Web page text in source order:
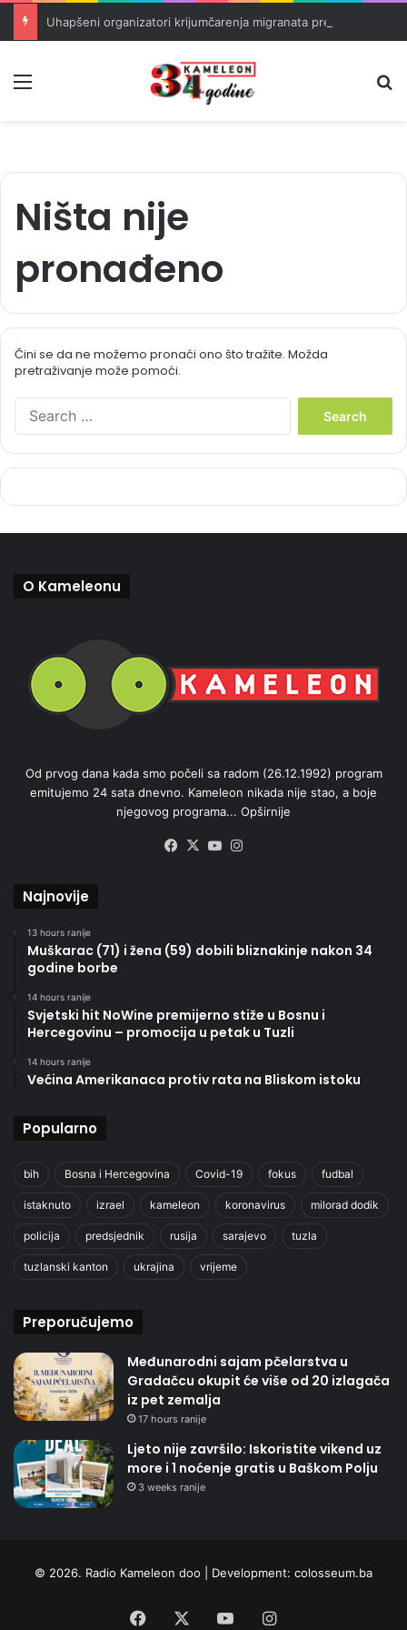
Ništa nije
pronađeno
Čini se da ne možemo pronaći ono što tražite. Možda
pretraživanje može pomoći.
h
O Kameleonu
Od prvog dana kada smo počeli sa radom (26.12.1992) program
emitujemo 24 sata dnevno. Kameleon nikada nije stao, a boje
njegovog programa... Opširnije
Facebook
X YouTube
Najnovije
13 hours ranije
Muškarac (71) i žena (59) dobili bliznakinje nakon 34
godine borbe
14 hours ranije
Svjetski hit NoWine premijerno stiže u Bosnu i
Hercegovinu – promocija u petak u Tuzli
14 hours ranije
Većina Amerikanaca protiv rata na Bliskom istoku
Popularno
bih Bosna i Hercegovina Covid-19 fokus fudbal
istaknuto izrael kameleon koronavirus milorad dodik
policija predsjednik rusija sarajevo tuzla
tuzlanski kanton ukrajina vrijeme
Preporučujemo
Međunarodni sajam pčelarstva u
Gradačcu okupit će više od 20 izlagača
iz pet zemalja
17 hours ranije
Ljeto nije završilo: Iskoristite vikend uz
more i 1 noćenje gratis u Baškom Polju
3 weeks ranije
© 2026. Radio Kameleon doo | Development: colosseum.ba
Facebook YouTubeInstagram